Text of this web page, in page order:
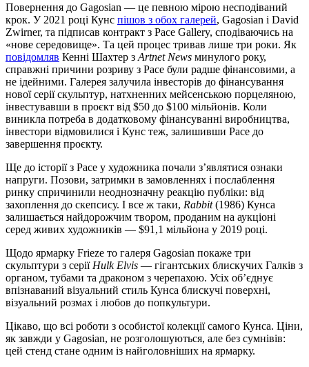
Повернення до Gagosian — це певною мірою несподіваний
крок. У 2021 році Кунс пішов з обох галерей, Gagosian і David
Zwirner, та підписав контракт з Pace Gallery, сподіваючись на
«нове середовище». Та цей процес тривав лише три роки. Як
повідомляв Кенні Шахтер з Artnet News минулого року,
справжні причини розриву з Pace були радше фінансовими, а
не ідейними. Галерея залучила інвесторів до фінансування
нової серії скульптур, натхненних мейсенською порцеляною,
інвестувавши в проєкт від $50 до $100 мільйонів. Коли
виникла потреба в додатковому фінансуванні виробництва,
інвестори відмовилися і Кунс теж, залишивши Pace до
завершення проєкту.
Ще до історії з Pace у художника почали з’являтися ознаки
напруги. Позови, затримки в замовленнях і послаблення
ринку спричинили неоднозначну реакцію публіки: від
захоплення до скепсису. І все ж таки, Rabbit(1986) Кунса
залишається найдорожчим твором, проданим на аукціоні
серед живих художників — $91,1 мільйона у 2019 році.
Щодо ярмарку Frieze то галеря Gagosian покаже три
скульптури з серії Hulk Elvis — гігантських блискучих Галків з
органом, тубами та драконом з черепахою. Усіх об’єднує
впізнаваний візуальний стиль Кунса блискучі поверхні,
візуальний розмах і любов до попкультури.
Цікаво, що всі роботи з особистої колекції самого Кунса. Ціни,
як завжди у Gagosian, не розголошуються, але без сумнівів:
цей стенд стане одним із найголовніших на ярмарку.